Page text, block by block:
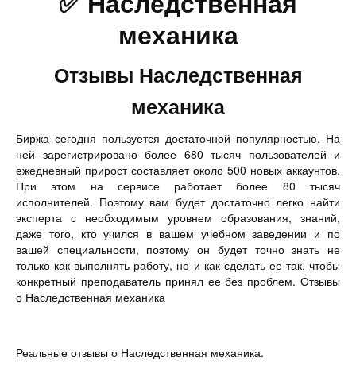
механика
Отзывы Наследственная
механика
Биржа сегодня пользуется достаточной популярностью. На
ней зарегистрировано более 680 тысяч пользователей и
ежедневный прирост составляет около 500 новых аккаунтов.
При этом на сервисе работает более 80 тысяч
исполнителей. Поэтому вам будет достаточно легко найти
эксперта с необходимым уровнем образования, знаний,
даже того, кто учился в вашем учебном заведении и по
вашей специальности, поэтому он будет точно знать не
только как выполнять работу, но и как сделать ее так, чтобы
конкретный преподаватель принял ее без проблем. Отзывы
о Наследственная механика
Реальные отзывы о Наследственная механика.